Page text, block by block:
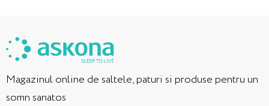
Magazinul online de saltele, paturi si produse pentru un
somn sanatos